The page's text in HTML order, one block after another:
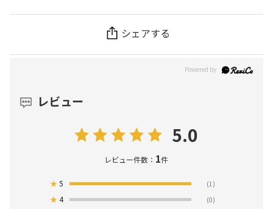
シェアする
レビュー
5.0
レビュー件数： 1件
★5 (1)
★4 (0)